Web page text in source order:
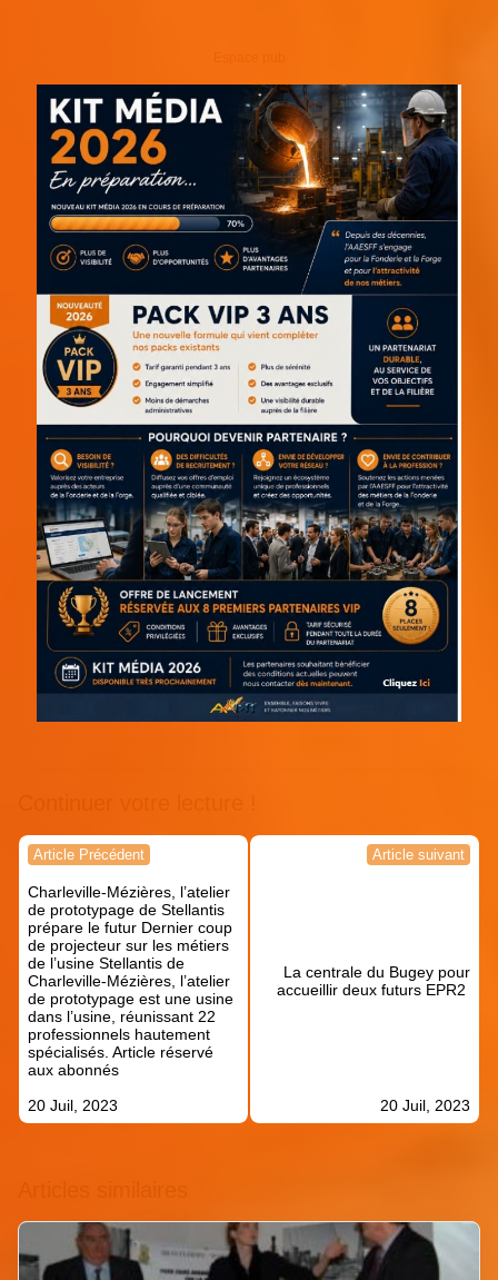
Navigation
l’article
Article Précédent
Charleville-Mézières, l’atelier
de prototypage de Stellantis
prépare le futur Dernier coup
de projecteur sur les métiers
de l’usine Stellantis de
Charleville-Mézières, l’atelier
de prototypage est une usine
dans l’usine, réunissant 22
professionnels hautement
spécialisés. Article réservé
aux abonnés
20 Juil, 2023
Article suivant
La centrale du Bugey pour
accueillir deux futurs EPR2
20 Juil, 2023